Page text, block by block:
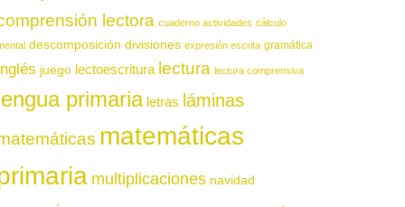
lectora cuaderno actividades cálculo
descomposición divisiones expresión escrita gramática
juego lectoescritura lectura lectura comprensiva
primaria letras láminas
matemáticas
multiplicaciones navidad